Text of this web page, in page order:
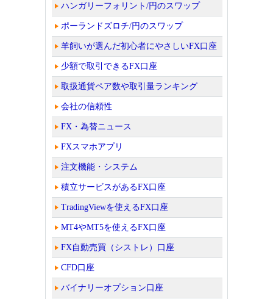
ハンガリーフォリント/円のスワップ
ポーランドズロチ/円のスワップ
羊飼いが選んだ初心者にやさしいFX口座
少額で取引できるFX口座
取扱通貨ペア数や取引量ランキング
会社の信頼性
FX・為替ニュース
FXスマホアプリ
注文機能・システム
積立サービスがあるFX口座
TradingViewを使えるFX口座
MT4やMT5を使えるFX口座
FX自動売買（シストレ）口座
CFD口座
バイナリーオプション口座